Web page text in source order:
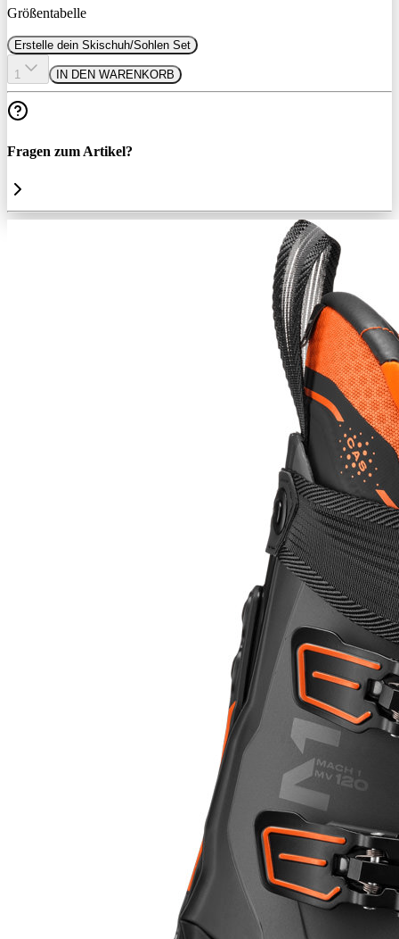
Größentabelle
Erstelle dein Skischuh/Sohlen Set
1 IN DEN WARENKORB
Fragen zum Artikel?